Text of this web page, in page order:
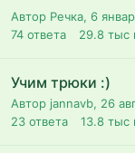
Автор Речка, 6
74 ответа 29.8 тыс
Учим трюки :)
Автор jannavb, 26
23 ответа 13.8 тыс